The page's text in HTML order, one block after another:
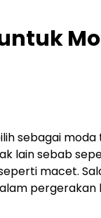
sebagai
lain sebab
macet.
pergerakan